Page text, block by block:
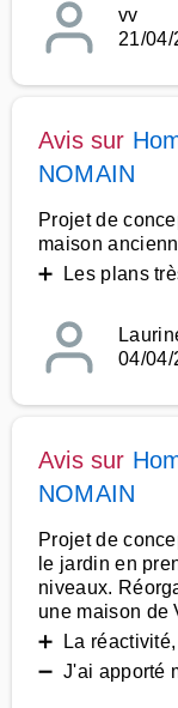
vv
21/04/
Avis sur
NOMAIN
Projet de
maison
➕ Les plans
04/04/
Avis sur
NOMAIN
Projet de
le jardin en
niveaux.
une maison de
➕ La
➖ J'ai apporté